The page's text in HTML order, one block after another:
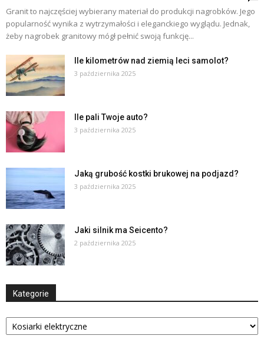
Granit to najczęściej wybierany materiał do produkcji nagrobków. Jego
popularność wynika z wytrzymałości i eleganckiego wyglądu. Jednak,
żeby nagrobek granitowy mógł pełnić swoją funkcję...
Ile kilometrów nad ziemią leci samolot?
3 października 2025
Ile pali Twoje auto?
3 października 2025
Jaką grubość kostki brukowej na podjazd?
3 października 2025
Jaki silnik ma Seicento?
2 października 2025
Kategorie
Kategorie